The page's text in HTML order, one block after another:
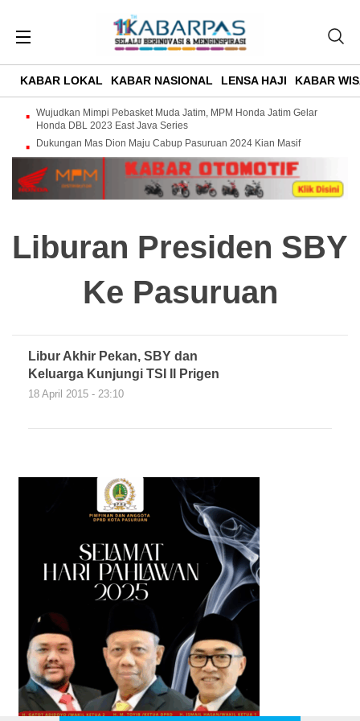
KABAR LOKAL KABAR NASIONAL LENSA HAJI KABAR
Wujudkan Mimpi Pebasket Muda Jatim, MPM Honda Jatim Gelar
Honda DBL 2023 East Java Series
Dukungan Mas Dion Maju Cabup Pasuruan 2024 Kian Masif
Liburan Presiden SBY
Ke Pasuruan
Libur Akhir Pekan, SBY dan
Keluarga Kunjungi TSI II Prigen
18 April 2015 - 23:10